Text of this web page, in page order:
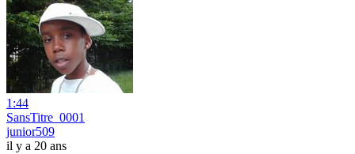
1:44
SansTitre_0001
junior509
il y a 20 ans